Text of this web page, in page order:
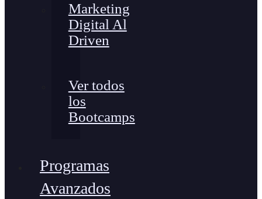
Marketing
Digital Al
Driven
Ver todos
los
Bootcamps
Programas
Avanzados